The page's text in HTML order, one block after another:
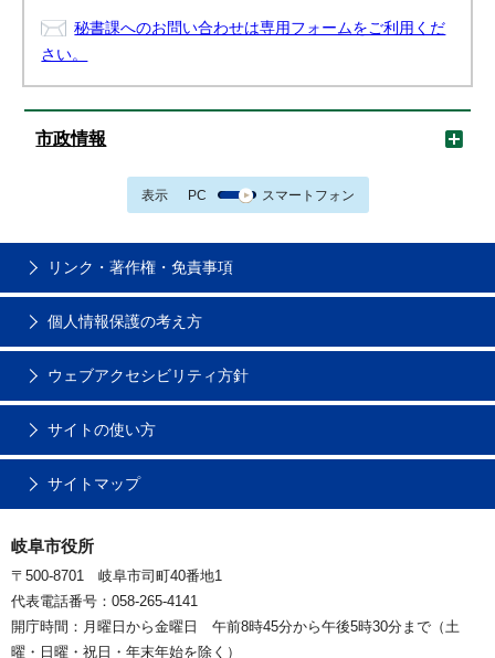
秘書課へのお問い合わせは専用フォームをご利用くだ
さい。
市政情報
表示 PC スマートフォン
リンク・著作権・免責事項
個人情報保護の考え方
ウェブアクセシビリティ方針
サイトの使い方
サイトマップ
岐阜市役所
〒500-8701 岐阜市司町40番地1
代表電話番号：058-265-4141
開庁時間：月曜日から金曜日 午前8時45分から午後5時30分まで（土
曜・日曜・祝日・年末年始を除く）